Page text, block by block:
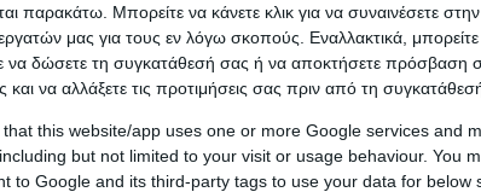
παρακάτω. Μπορείτε να κάνετε κλικ για να συναινέσετε
μας για τους εν λόγω σκοπούς. Εναλλακτικά, μπορείτε
να δώσετε τη συγκατάθεσή σας ή να αποκτήσετε πρόσβαση
και να αλλάξετε τις προτιμήσεις σας πριν από τη
that this website/app uses one or more Google services and
but not limited to your visit or usage behaviour. You
to Google and its third-party tags to use your data for below